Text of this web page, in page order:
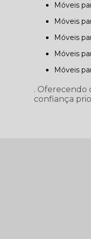
Móveis
Móveis
Móveis
Móveis
Móveis
. Oferecendo
confiança